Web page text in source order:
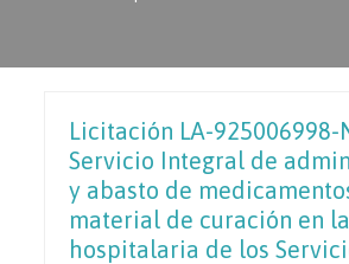
Licitación LA-925006998-
Servicio Integral de
y abasto de
material de curación en
hospitalaria de los